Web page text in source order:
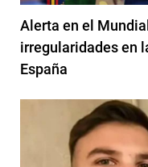
Alerta en el
irregularidades en
España